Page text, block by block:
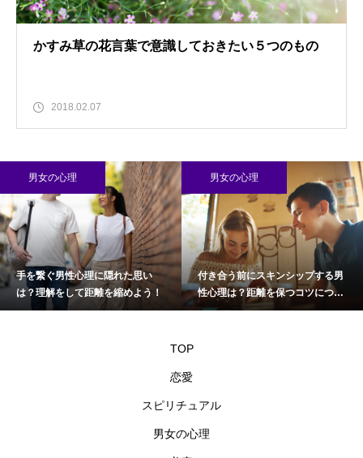
かすみ草の花言葉で意識しておきたい５つのもの
2018.02.07
男女の心理
手を繋ぐ男性心理に隠れた思い
は？理解をして距離を縮めよう！
男女の心理
付き合う前にスキンシップする男
性心理は？距離を保つコツについ
て
TOP
恋愛
スピリチュアル
男女の心理